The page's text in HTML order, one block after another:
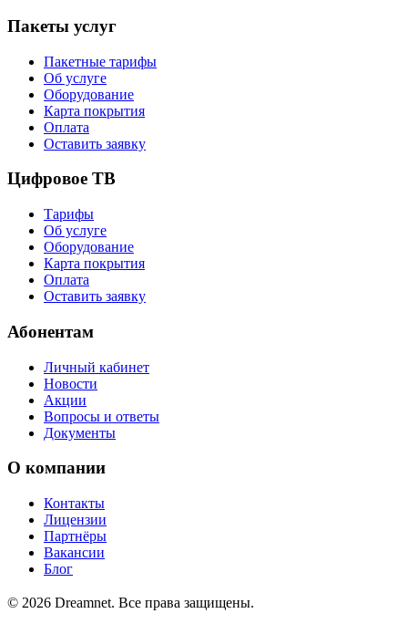
Пакеты услуг
Пакетные тарифы
Об услуге
Оборудование
Карта покрытия
Оплата
Оставить заявку
Цифровое ТВ
Тарифы
Об услуге
Оборудование
Карта покрытия
Оплата
Оставить заявку
Абонентам
Личный кабинет
Новости
Акции
Вопросы и ответы
Документы
О компании
Контакты
Лицензии
Партнёры
Вакансии
Блог
© 2026 Dreamnet. Все права защищены.